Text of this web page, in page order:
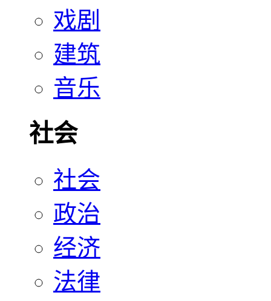
戏剧
建筑
音乐
社会
社会
政治
经济
法律